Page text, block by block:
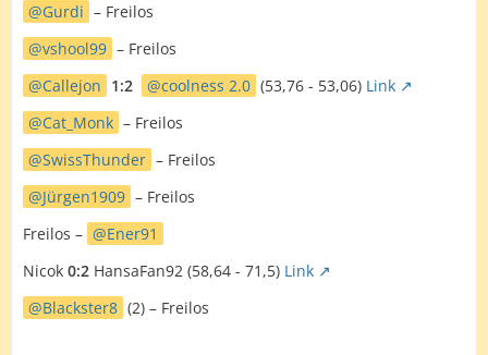
Gurdi – Freilos
vshool99 – Freilos
Callejon 1:2 coolness 2.0 (53,76 - 53,06) Link
Cat_Monk – Freilos
SwissThunder – Freilos
Jürgen1909 – Freilos
Freilos –
Ener91
Nicok 0:2 HansaFan92 (58,64 - 71,5) Link
Blackster8 (2) – Freilos